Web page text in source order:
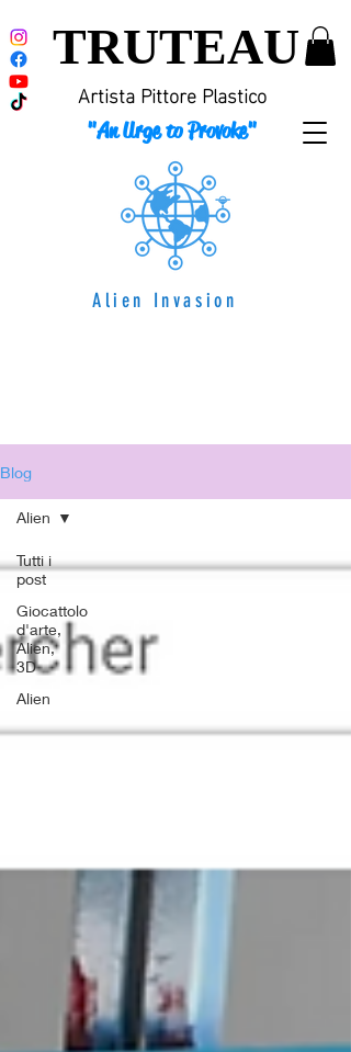
TRUTEAU
"An Urge to Provoke"
Artista Pittore Plastico
Alien Invasion
Blog
Tutti i
post
Giocattolo
d'arte,
Alien,
3D
Alien
Alien